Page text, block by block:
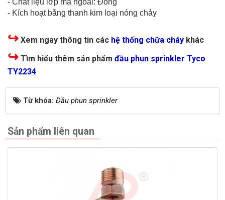
- Chất liệu lớp mạ ngoài: Đồng
- Kích hoạt bằng thanh kim loại nóng chảy
↪ Xem ngay thông tin các hệ thống chữa cháy khác
↪ Tìm hiểu thêm sản phẩm đầu phun sprinkler Tyco
TY2234
Từ khóa: Đầu phun sprinkler
Sản phẩm liên quan